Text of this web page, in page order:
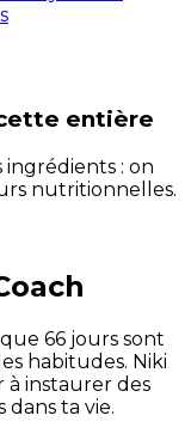
entière
: on
nutritionnelles.
66 jours sont
habitudes. Niki
à instaurer des
ta vie.